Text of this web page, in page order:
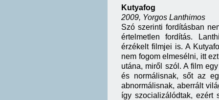
Kutyafog
2009, Yorgos Lanthimos
Szó szerinti fordításban
értelmetlen fordítás.
érzékelt filmjei is. A
nem fogom elmesélni, itt
utána, miről szól. A film
és normálisnak, sőt az
abnormálisnak, aberrált
így szocializálódtak, ezért